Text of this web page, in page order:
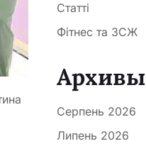
Статті
Фітнес та ЗСЖ
Архивы
Серпень 2026
Липень 2026